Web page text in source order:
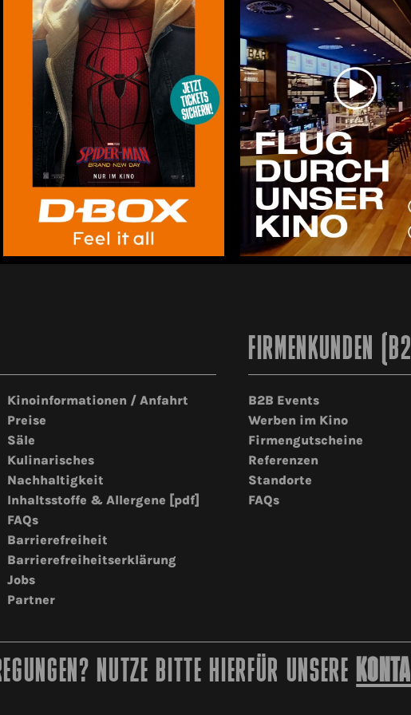
Kinoinformationen / Anfahrt
Preise
Säle
Kulinarisches
Nachhaltigkeit
Inhaltsstoffe & Allergene [pdf]
FAQs
Barrierefreiheit
Barrierefreiheitserklärung
Jobs
Partner
FIRMENKUNDEN
B2B Events
Werben im Kino
Firmengutscheine
Referenzen
Standorte
FAQs
NUTZE BITTE HIERFÜR UNSERE